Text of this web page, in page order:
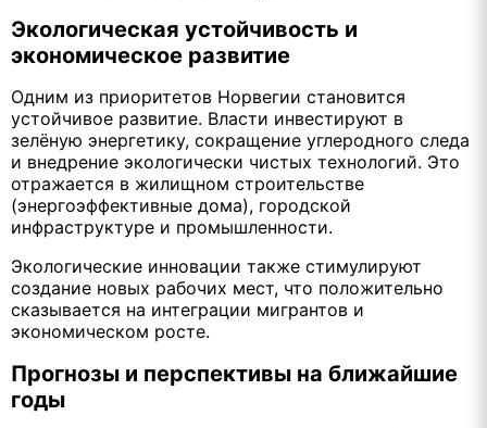
Экологическая устойчивость и
экономическое развитие
Одним из приоритетов Норвегии становится
устойчивое развитие. Власти инвестируют в
зелёную энергетику, сокращение углеродного следа
и внедрение экологически чистых технологий. Это
отражается в жилищном строительстве
(энергоэффективные дома), городской
инфраструктуре и промышленности.
Экологические инновации также стимулируют
создание новых рабочих мест, что положительно
сказывается на интеграции мигрантов и
экономическом росте.
Прогнозы и перспективы на ближайшие
годы